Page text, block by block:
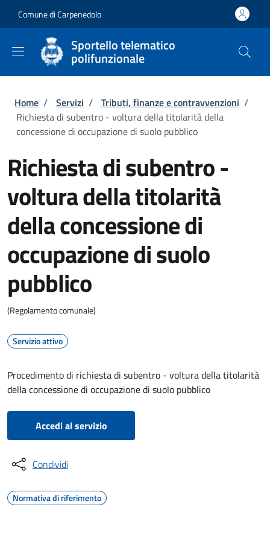
Comune di Carpenedolo
Sportello telematico
polifunzionale
Briciole di pane
Home / Servizi / Tributi, finanze e contravvenzioni /
Richiesta di subentro - voltura della titolarità della
concessione di occupazione di suolo pubblico
Richiesta di subentro -
voltura della titolarità
della concessione di
occupazione di suolo
pubblico
(Regolamento comunale)
Servizio attivo
Procedimento di richiesta di subentro - voltura della titolarità
della concessione di occupazione di suolo pubblico
Accedi al servizio
Condividi
Normativa di riferimento